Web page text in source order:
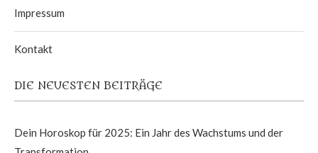
Impressum
Kontakt
DIE NEUESTEN BEITRÄGE
Dein Horoskop für 2025: Ein Jahr des Wachstums und der